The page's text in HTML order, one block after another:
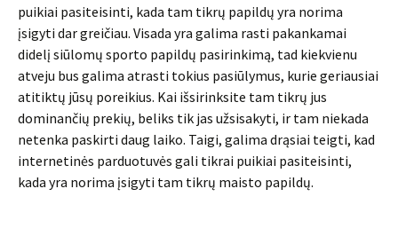
puikiai pasiteisinti, kada tam tikrų papildų yra norima
įsigyti dar greičiau. Visada yra galima rasti pakankamai
didelį siūlomų sporto papildų pasirinkimą, tad kiekvienu
atveju bus galima atrasti tokius pasiūlymus, kurie geriausiai
atitiktų jūsų poreikius. Kai išsirinksite tam tikrų jus
dominančių prekių, beliks tik jas užsisakyti, ir tam niekada
netenka paskirti daug laiko. Taigi, galima drąsiai teigti, kad
internetinės parduotuvės gali tikrai puikiai pasiteisinti,
kada yra norima įsigyti tam tikrų maisto papildų.